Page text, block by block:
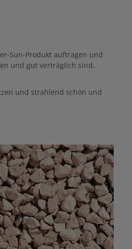
Sun-Produkt auftragen und
und gut verträglich sind.
und strahlend schön und